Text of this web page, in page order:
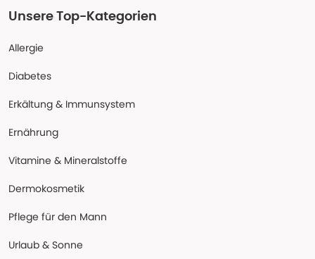
Unsere Top-Kategorien
Allergie
Diabetes
Erkältung & Immunsystem
Ernährung
Vitamine & Mineralstoffe
Dermokosmetik
Pflege für den Mann
Urlaub & Sonne